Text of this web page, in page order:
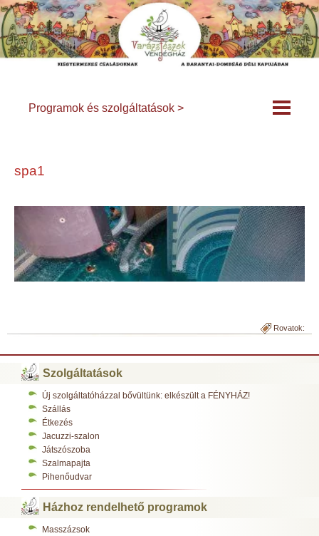
Programok és szolgáltatások >
spa1
Rovatok:
Szolgáltatások
Új szolgáltatóházzal bővültünk: elkészült a FÉNYHÁZ!
Szállás
Étkezés
Jacuzzi-szalon
Játszószoba
Szalmapajta
Pihenőudvar
Házhoz rendelhető programok
Masszázsok